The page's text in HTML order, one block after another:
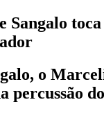
Sangalo
o
percussão